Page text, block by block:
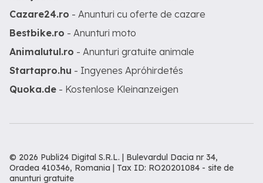
Cazare24.ro - Anunturi cu oferte de cazare
Bestbike.ro - Anunturi moto
Animalutul.ro - Anunturi gratuite animale
Startapro.hu - Ingyenes Apróhirdetés
Quoka.de - Kostenlose Kleinanzeigen
© 2026 Publi24 Digital S.R.L. | Bulevardul Dacia nr 34,
Oradea 410346, Romania | Tax ID: RO20201084 - site de
anunturi gratuite